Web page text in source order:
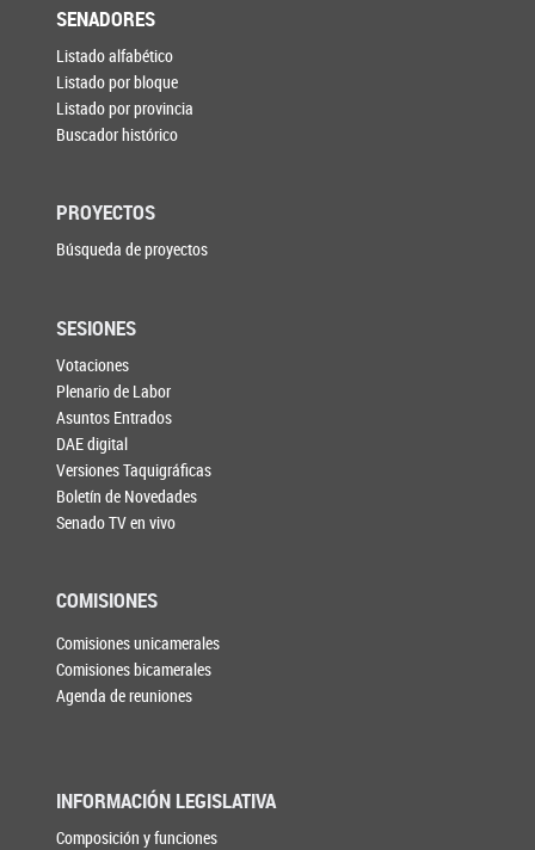
SENADORES
Listado alfabético
Listado por bloque
Listado por provincia
Buscador histórico
PROYECTOS
Búsqueda de proyectos
SESIONES
Votaciones
Plenario de Labor
Asuntos Entrados
DAE digital
Versiones Taquigráficas
Boletín de Novedades
Senado TV en vivo
COMISIONES
Comisiones unicamerales
Comisiones bicamerales
Agenda de reuniones
INFORMACIÓN LEGISLATIVA
Composición y funciones